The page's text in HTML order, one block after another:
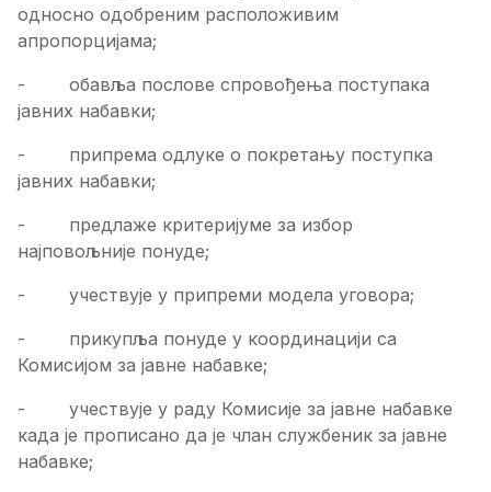
односно одобреним расположивим
апропорцијама;
- обавља послове спровођења поступака
јавних набавки;
- припрема одлуке о покретању поступка
јавних набавки;
- предлаже критеријуме за избор
најповољније понуде;
- учествује у припреми модела уговора;
- прикупља понуде у координацији са
Комисијом за јавне набавке;
- учествује у раду Комисије за јавне набавке
када је прописано да је члан службеник за јавне
набавке;